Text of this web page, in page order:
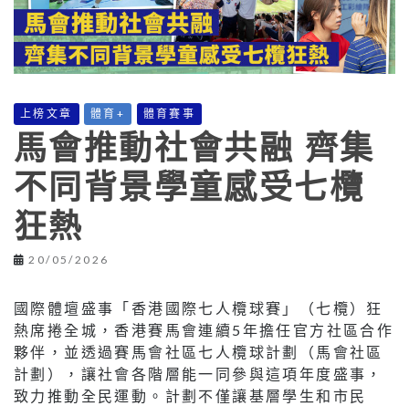
上榜文章 體育+ 體育賽事
馬會推動社會共融 齊集
不同背景學童感受七欖
狂熱
20/05/2026
國際體壇盛事「香港國際七人欖球賽」（七欖）狂
熱席捲全城，香港賽馬會連續5年擔任官方社區合作
夥伴，並透過賽馬會社區七人欖球計劃（馬會社區
計劃），讓社會各階層能一同參與這項年度盛事，
致力推動全民運動。計劃不僅讓基層學生和市民